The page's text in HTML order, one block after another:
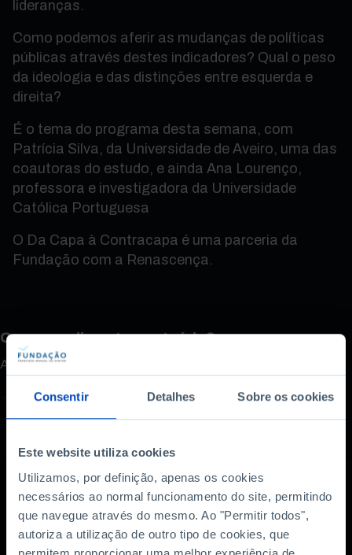
Consentir Detalhes Sobre os cookies
Este website utiliza cookies
Utilizamos, por definição, apenas os cookies
necessários ao normal funcionamento do site, permitindo
que navegue através do mesmo. Ao "Permitir todos",
autoriza a utilização de outro tipo de cookies, que
lideranças.
Como podemos aferir as mudanças de políticas
públicas através destes indicadores? Qual o peso
da ideologia e das distinções entre esquerda e
direita?
É o tema do programa desta semana, com
Patrícia Silva, da Universidade de Aveiro, uma das
coautoras do estudo, e ainda Ana Lourenço,
professora e investigadora da Universidade
Católica Portuguesa
O Da Capa à Contracapa é uma parceria da
Fundação com a Renascença.
Como avalia este conteúdo?
A sua opinião é importante.
Também lhe pode